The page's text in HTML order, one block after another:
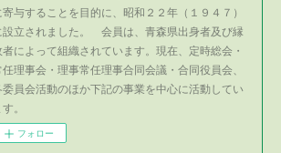
寄与することを目的に、昭和２２年（１９４７）
設立されました。 会員は、青森県出身者及び縁
者によって組織されています。現在、定時総会・
理事会・理事常任理事合同会議・合同役員会、
委員会活動のほか下記の事業を中心に活動してい
。
フォロー